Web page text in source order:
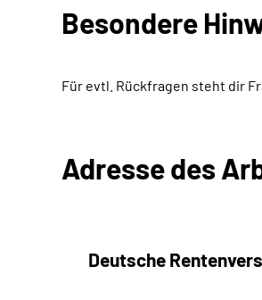
Besondere
Für evtl. Rückfragen steht dir
Adresse des
Deutsche